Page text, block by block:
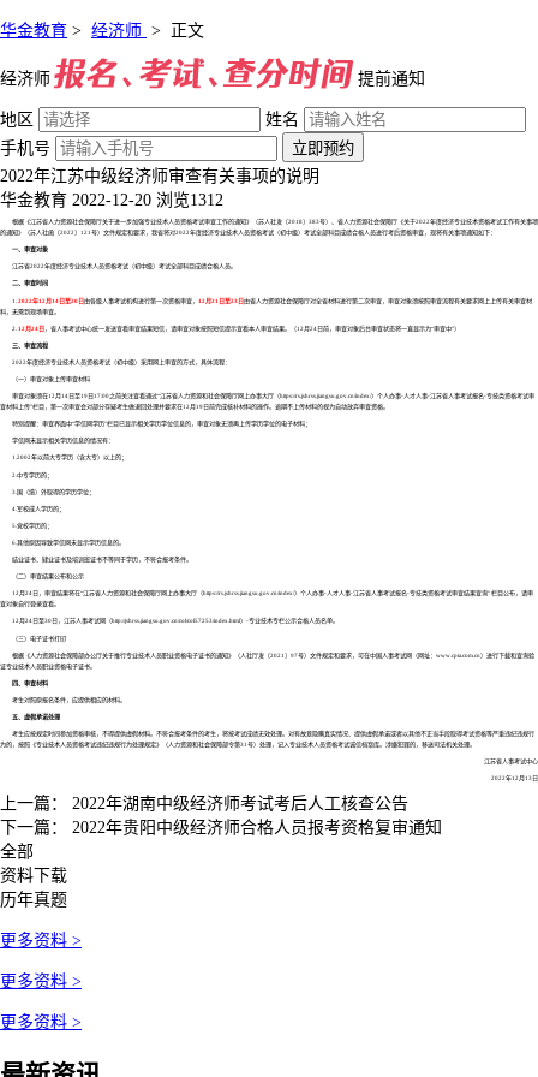
华金教育 > 经济师 > 正文
经济师 提前通知
地区
姓名
手机号
立即预约
2022年江苏中级经济师审查有关事项的说明
华金教育 2022-12-20 浏览1312
根据《江苏省人力资源社会保障厅关于进一步加强专业技术人员资格考试审查工作的通知》（苏人社发〔2018〕383号）、省人力资源社会保障厅《关于2022年度经济专业技术资格考试工作有关事项
的通知》（苏人社函〔2022〕121号）文件规定和要求，我省将对2022年度经济专业技术人员资格考试（初中级）考试全部科目成绩合格人员进行考后资格审查，现将有关事项通知如下：
一、审查对象
江苏省2022年度经济专业技术人员资格考试（初中级）考试全部科目成绩合格人员。
二、审查时间
1. 2022年12月14日至20日由各级人事考试机构进行第一次资格审查， 12月21日至23日由省人力资源社会保障厅对全省材料进行第二次审查，审查对象须按照审查流程有关要求网上上传有关审查材
料，无需到现场审查。
2. 12月24日 ，省人事考试中心统一发送查看审查结果短信，请审查对象按照短信提示查看本人审查结果。（12月24日前，审查对象后台审查状态将一直显示为“审查中”）
三、审查流程
2022年度经济专业技术人员资格考试（初中级）采用网上审查的方式，具体流程：
（一）审查对象上传审查材料
审查对象须在12月14日至19日17:00之前关注查看通过“江苏省人力资源和社会保障厅网上办事大厅（https://rs.jshrss.jiangsu.gov.cn/index/）个人办事-人才人事-江苏省人事考试报名-专技类资格考试审
查材料上传”栏目，第一次审查会对部分存疑考生做退回处理并要求在12月19日前完成核补材料的操作。逾期不上传材料的视为自动放弃审查资格。
特别提醒：审查界面中“学信网学历”栏目已显示相关学历学位信息的，审查对象无须再上传学历学位的电子材料；
学信网未显示相关学历信息的情况有：
1.2002年以前大专学历（含大专）以上的；
2.中专学历的；
3.国（境）外取得的学历学位；
4.军校成人学历的；
5.党校学历的；
6.其他原因导致学信网未显示学历信息的。
结业证书、肄业证书及培训班证书不等同于学历，不符合报考条件。
（二）审查结果公布和公示
12月24日，审查结果将在“江苏省人力资源和社会保障厅网上办事大厅（https://rs.jshrss.jiangsu.gov.cn/index/）个人办事-人才人事-江苏省人事考试报名-专技类资格考试审查结果查询” 栏目公布，请审
查对象自行登录查看。
12月24日至30日，江苏人事考试网（http://jshrss.jiangsu.gov.cn/col/col57253/index.html）-专业技术专栏公示合格人员名单。
（三）电子证书打印
根据《人力资源社会保障部办公厅关于推行专业技术人员职业资格电子证书的通知》（人社厅发〔2021〕97号）文件规定和要求，可在中国人事考试网（网址：www.cpta.com.cn）进行下载和查询验
证专业技术人员职业资格电子证书。
四、审查材料
考生对照原报名条件，应提供相应的材料。
五、虚假承诺处理
考生应按规定时间参加资格审核，不得提供虚假材料。不符合报考条件的考生，将按考试成绩无效处理。对有故意隐瞒真实情况、提供虚假承诺或者以其他不正当手段取得考试资格等严重违纪违规行
为的，按照《专业技术人员资格考试违纪违规行为处理规定》（人力资源和社会保障部令第31号）处理，记入专业技术人员资格考试诚信档案库。涉嫌犯罪的，移送司法机关处理。
江苏省人事考试中心
2022年12月13日
上一篇： 2022年湖南中级经济师考试考后人工核查公告
下一篇： 2022年贵阳中级经济师合格人员报考资格复审通知
全部
资料下载
历年真题
更多资料 >
更多资料 >
更多资料 >